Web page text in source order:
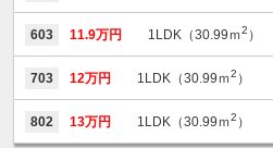
603 11.9万円 1LDK（30.99ｍ2 ）
703 12万円 1LDK（30.99ｍ2 ）
802 13万円 1LDK（30.99ｍ2 ）